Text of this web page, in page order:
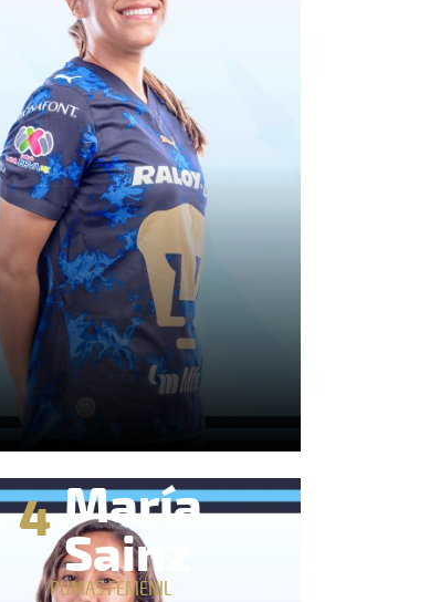
4María
Sainz
PUMAS FEMENIL